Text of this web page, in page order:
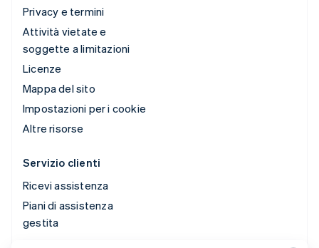
Privacy e termini
Attività vietate e
soggette a limitazioni
Licenze
Mappa del sito
Impostazioni per i cookie
Altre risorse
Servizio clienti
Ricevi assistenza
Piani di assistenza
gestita